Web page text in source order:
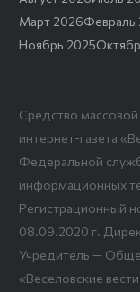
Март 2026Февраль
Ноябрь 2025
Средство
интернет-газета
Федеральной
информационных
Регистрационный
08.09.2020 г.
Учредитель —
«Веселовские